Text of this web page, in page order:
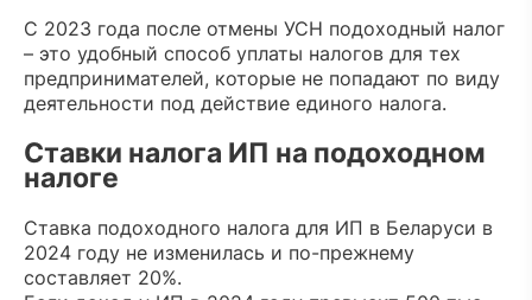
С 2023 года после отмены УСН подоходный налог
– это удобный способ уплаты налогов для тех
предпринимателей, которые не попадают по виду
деятельности под действие единого налога.
Ставки налога ИП на подоходном
налоге
Ставка подоходного налога для ИП в Беларуси в
2024 году не изменилась и по-прежнему
составляет 20%.